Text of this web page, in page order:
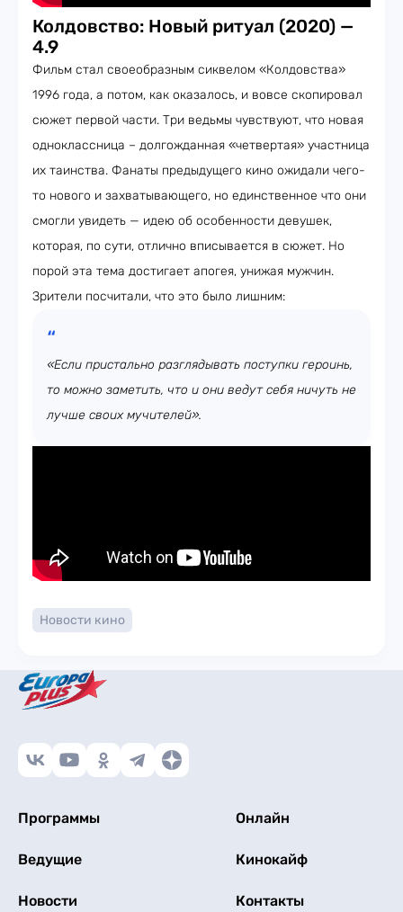
Колдовство: Новый ритуал (2020) —
4.9
Фильм стал своеобразным сиквелом «Колдовства»
1996 года, а потом, как оказалось, и вовсе скопировал
сюжет первой части. Три ведьмы чувствуют, что новая
одноклассница – долгожданная «четвертая» участница
их таинства. Фанаты предыдущего кино ожидали чего-
то нового и захватывающего, но единственное что они
смогли увидеть — идею об особенности девушек,
которая, по сути, отлично вписывается в сюжет. Но
порой эта тема достигает апогея, унижая мужчин.
Зрители посчитали, что это было лишним:
«Если пристально разглядывать поступки героинь,
то можно заметить, что и они ведут себя ничуть не
лучше своих мучителей».
Новости кино
Программы Онлайн
Ведущие Кинокайф
Новости Контакты